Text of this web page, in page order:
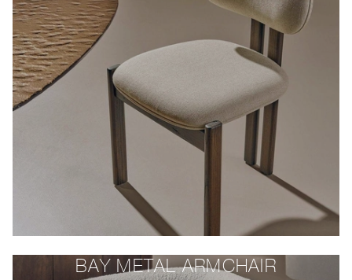
BAY METAL ARMCHAIR